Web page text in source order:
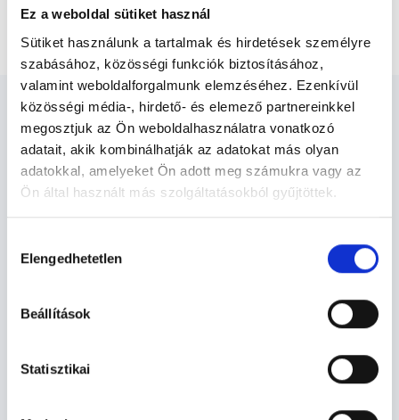
Ez a weboldal sütiket használ
Sütiket használunk a tartalmak és hirdetések személyre
szabásához, közösségi funkciók biztosításához,
valamint weboldalforgalmunk elemzéséhez. Ezenkívül
közösségi média-, hirdető- és elemező partnereinkkel
megosztjuk az Ön weboldalhasználatra vonatkozó
adatait, akik kombinálhatják az adatokat más olyan
adatokkal, amelyeket Ön adott meg számukra vagy az
Ön által használt más szolgáltatásokból gyűjtöttek.
szabályzat:https://foglaljorvost.hu/info/foglaljorvost-
kiválasztása
Elengedhetetlen
Beállítások
Statisztikai
Ultrahangos szakember -
Ultrahang - Szonográfia
Budapesti és vidéki ultrahangos szakember